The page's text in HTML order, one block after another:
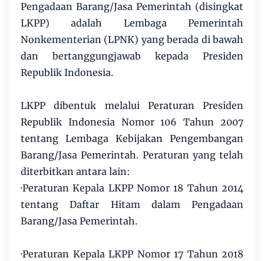
Pengadaan Barang/Jasa Pemerintah (disingkat
LKPP) adalah Lembaga Pemerintah
Nonkementerian (LPNK) yang berada di bawah
dan bertanggungjawab kepada Presiden
Republik Indonesia.
LKPP dibentuk melalui Peraturan Presiden
Republik Indonesia Nomor 106 Tahun 2007
tentang Lembaga Kebijakan Pengembangan
Barang/Jasa Pemerintah. Peraturan yang telah
diterbitkan antara lain:
·Peraturan Kepala LKPP Nomor 18 Tahun 2014
tentang Daftar Hitam dalam Pengadaan
Barang/Jasa Pemerintah.
·Peraturan Kepala LKPP Nomor 17 Tahun 2018